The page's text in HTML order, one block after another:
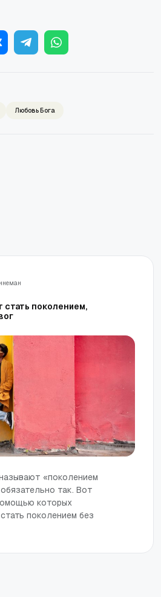
Любовь Бога
стать поколением,
«поколением
так. Вот
которых
поколением без